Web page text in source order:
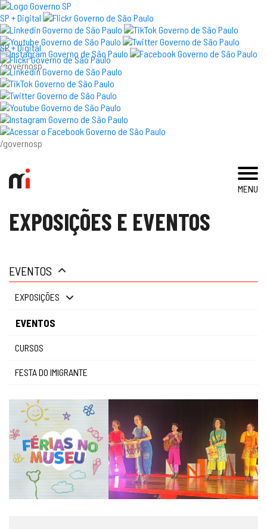
SP + Digital
/governosp
SP + Digital
/governosp
MENU
×
visite
exposições e eventos
acervo e pesquisa
museu
gestão
EXPOSIÇÕES E EVENTOS
EVENTOS
EXPOSIÇÕES
EVENTOS
CURSOS
FESTA DO IMIGRANTE